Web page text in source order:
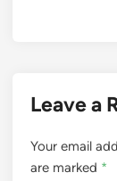
Leave a
Your email
are marked *